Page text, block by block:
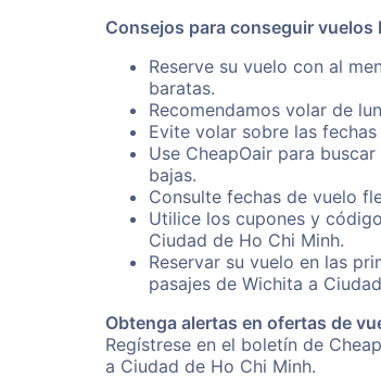
Consejos para conseguir
Reserve su vuelo con al
baratas.
Recomendamos volar de
Evite volar sobre las
Use CheapOair para
bajas.
Consulte fechas de vuelo
Utilice los cupones y
Ciudad de Ho Chi Minh.
Reservar su vuelo en las
pasajes de Wichita a
Obtenga alertas en ofertas de
Regístrese en el boletín de
a Ciudad de Ho Chi Minh.